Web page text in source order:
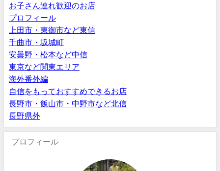
お子さん連れ歓迎のお店
プロフィール
上田市・東御市など東信
千曲市・坂城町
安曇野・松本など中信
東京など関東エリア
海外番外編
自信をもっておすすめできるお店
長野市・飯山市・中野市など北信
長野県外
プロフィール